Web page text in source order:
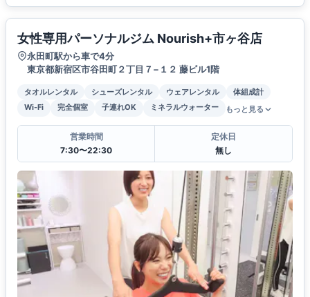
女性専用パーソナルジム Nourish+市ヶ谷店
永田町駅から車で4分
東京都新宿区市谷田町２丁目７−１２ 藤ビル1階
タオルレンタル シューズレンタル ウェアレンタル
体組成計
Wi-Fi
完全個室 子連れOK ミネラルウォーター もっと見る
営業時間
7:30〜22:30
定休日
無し